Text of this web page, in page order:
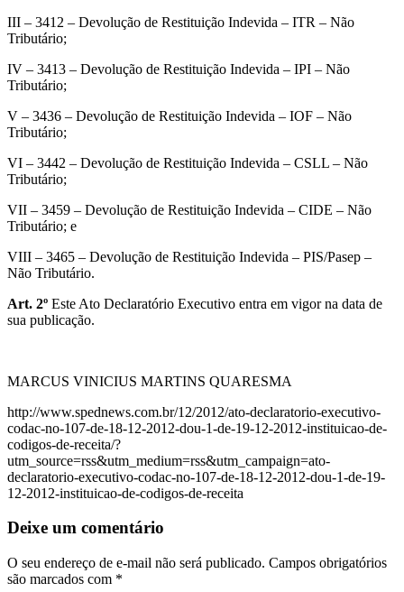
III – 3412 – Devolução de Restituição Indevida – ITR – Não
Tributário;
IV – 3413 – Devolução de Restituição Indevida – IPI – Não
Tributário;
V – 3436 – Devolução de Restituição Indevida – IOF – Não
Tributário;
VI – 3442 – Devolução de Restituição Indevida – CSLL – Não
Tributário;
VII – 3459 – Devolução de Restituição Indevida – CIDE – Não
Tributário; e
VIII – 3465 – Devolução de Restituição Indevida – PIS/Pasep –
Não Tributário.
Art. 2º Este Ato Declaratório Executivo entra em vigor na data de
sua publicação.
MARCUS VINICIUS MARTINS QUARESMA
http://www.spednews.com.br/12/2012/ato-declaratorio-executivo-
codac-no-107-de-18-12-2012-dou-1-de-19-12-2012-instituicao-de-
codigos-de-receita/?
utm_source=rss&utm_medium=rss&utm_campaign=ato-
declaratorio-executivo-codac-no-107-de-18-12-2012-dou-1-de-19-
12-2012-instituicao-de-codigos-de-receita
Deixe um comentário
O seu endereço de e-mail não será publicado. Campos obrigatórios
são marcados com *